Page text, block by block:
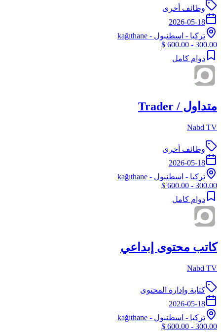
وظائف أخرى
2026-05-18
تركيا - اسطنبول - kağıthane
300.00 - 600.00 $
دوام كامل
متداول / Trader
Nabd TV
وظائف أخرى
2026-05-18
تركيا - اسطنبول - kağıthane
300.00 - 600.00 $
دوام كامل
كاتب محتوى إبداعي
Nabd TV
كتابة وإدارة المحتوى
2026-05-18
تركيا - اسطنبول - kağıthane
300.00 - 600.00 $